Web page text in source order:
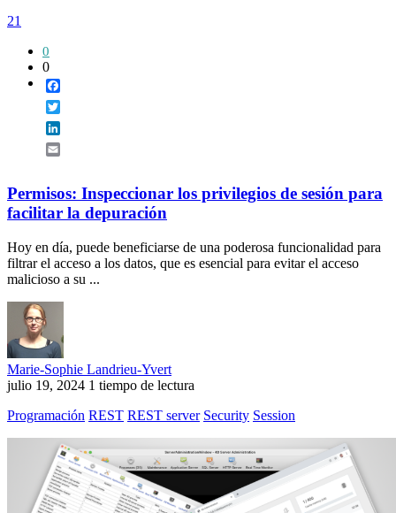
21
0
0
Permisos: Inspeccionar los privilegios de sesión para
facilitar la depuración
Hoy en día, puede beneficiarse de una poderosa funcionalidad para
filtrar el acceso a los datos, que es esencial para evitar el acceso
malicioso a su ...
Marie-Sophie Landrieu-Yvert
julio 19, 2024 1 tiempo de lectura
Programación REST REST server Security Session